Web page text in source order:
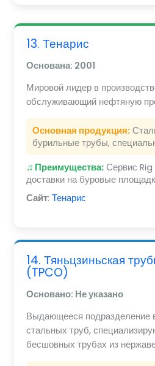
13. Тенарис
Основана: 2001
Мировой лидер в
обслуживающий нефтяную
Основная продукция:
бурильные трубы,
♫ Преимущества:Сервис
доставки на буровые
Сайт: Тенарис
14. Тяньцзиньская
(TPCO)
Основано: Не указано
Выдающееся подразделение
стальных труб,
бесшовных трубах из